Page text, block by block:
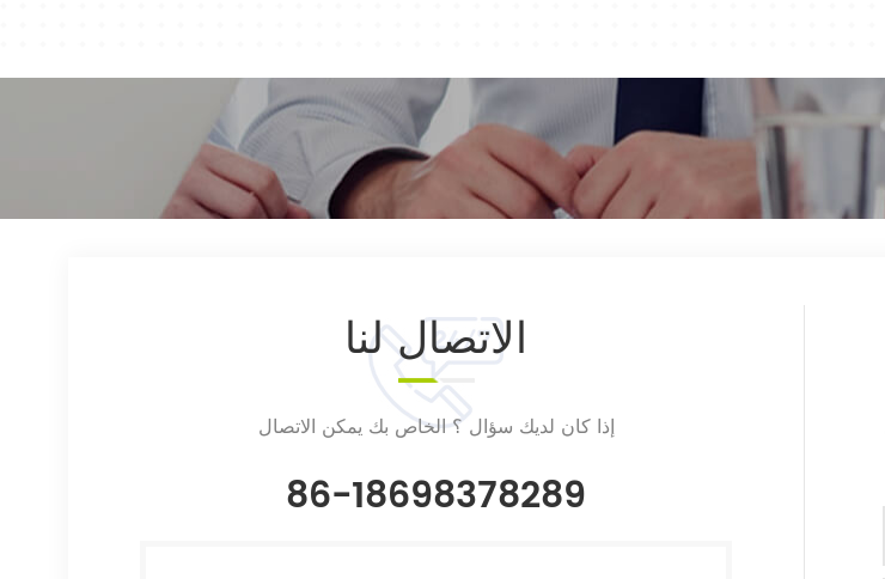
الاتصاللنا
إذا كان لديك سؤال ؟ الخاص بك يمكن الاتصال
86-18698378289